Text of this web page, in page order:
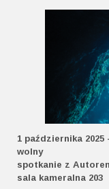
1 października 2025
wolny
spotkanie z
sala kameralna 203